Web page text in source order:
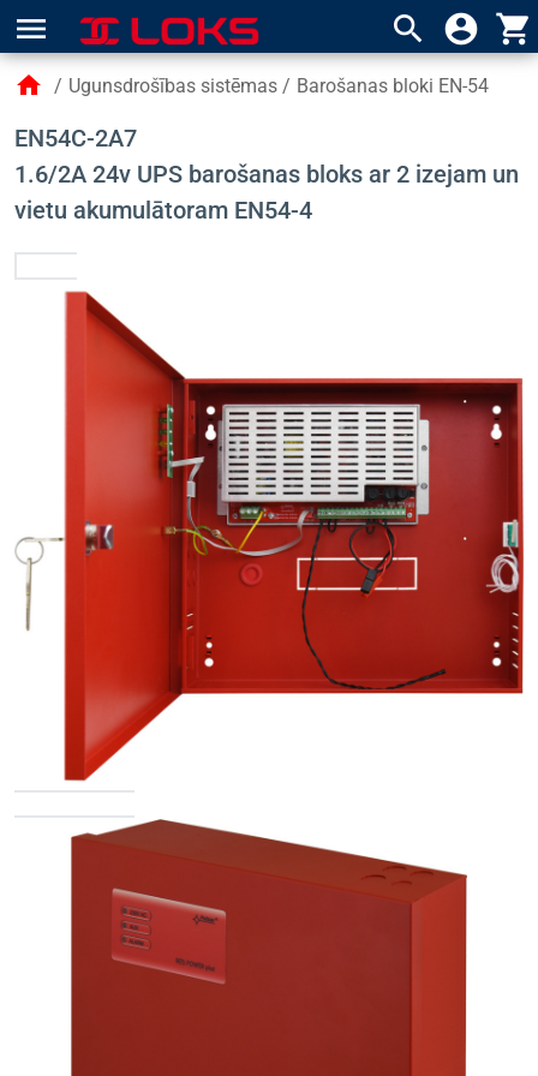
menu search account_circle shopping_cart
home / Ugunsdrošības sistēmas / Barošanas bloki EN-54
EN54C-2A7
1.6/2A 24v UPS barošanas bloks ar 2 izejam un
vietu akumulātoram EN54-4